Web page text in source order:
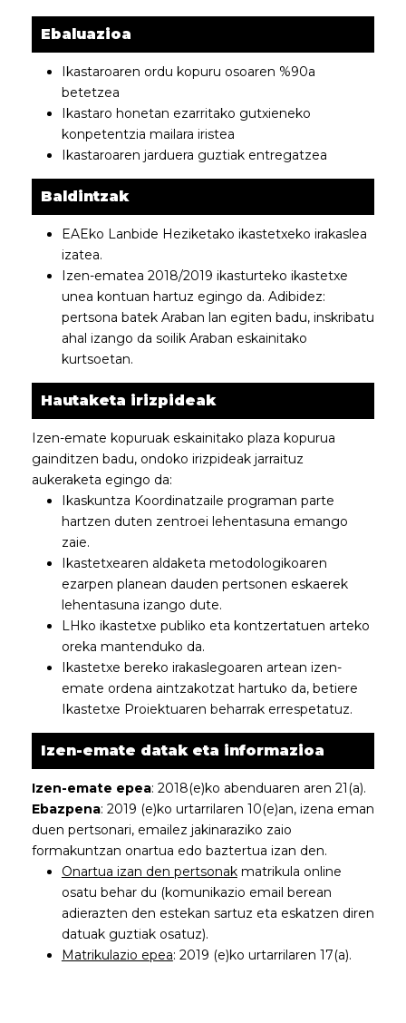
Ebaluazioa
Ikastaroaren ordu kopuru osoaren %90a
betetzea
Ikastaro honetan ezarritako gutxieneko
konpetentzia mailara iristea
Ikastaroaren jarduera guztiak entregatzea
Baldintzak
EAEko Lanbide Heziketako ikastetxeko irakaslea
izatea.
Izen-ematea 2018/2019 ikasturteko ikastetxe
unea kontuan hartuz egingo da. Adibidez:
pertsona batek Araban lan egiten badu, inskribatu
ahal izango da soilik Araban eskainitako
kurtsoetan.
Hautaketa irizpideak
Izen-emate kopuruak eskainitako plaza kopurua
gainditzen badu, ondoko irizpideak jarraituz
aukeraketa egingo da:
Ikaskuntza Koordinatzaile programan parte
hartzen duten zentroei lehentasuna emango
zaie.
Ikastetxearen aldaketa metodologikoaren
ezarpen planean dauden pertsonen eskaerek
lehentasuna izango dute.
LHko ikastetxe publiko eta kontzertatuen arteko
oreka mantenduko da.
Ikastetxe bereko irakaslegoaren artean izen-
emate ordena aintzakotzat hartuko da, betiere
Ikastetxe Proiektuaren beharrak errespetatuz.
Izen-emate datak eta informazioa
Izen-emate epea: 2018(e)ko abenduaren aren 21(a).
Ebazpena: 2019 (e)ko urtarrilaren 10(e)an, izena eman
duen pertsonari, emailez jakinaraziko zaio
formakuntzan onartua edo baztertua izan den.
Onartua izan den pertsonakmatrikula online
osatu behar du (komunikazio email berean
adierazten den estekan sartuz eta eskatzen diren
datuak guztiak osatuz).
Matrikulazio epea: 2019 (e)ko urtarrilaren 17(a).